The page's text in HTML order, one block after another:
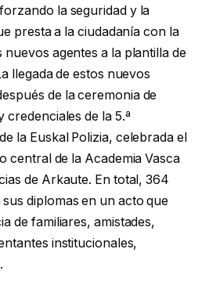
la seguridad y la
presta a la ciudadanía con la
agentes a la plantilla de
llegada de estos nuevos
de la ceremonia de
credenciales de la 5.ª
la Euskal Polizia, celebrada el
central de la Academia Vasca
de Arkaute. En total, 364
diplomas en un acto que
de familiares, amistades,
institucionales,